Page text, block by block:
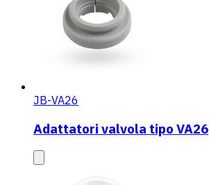
JB-VA26
Adattatori valvola tipo VA26